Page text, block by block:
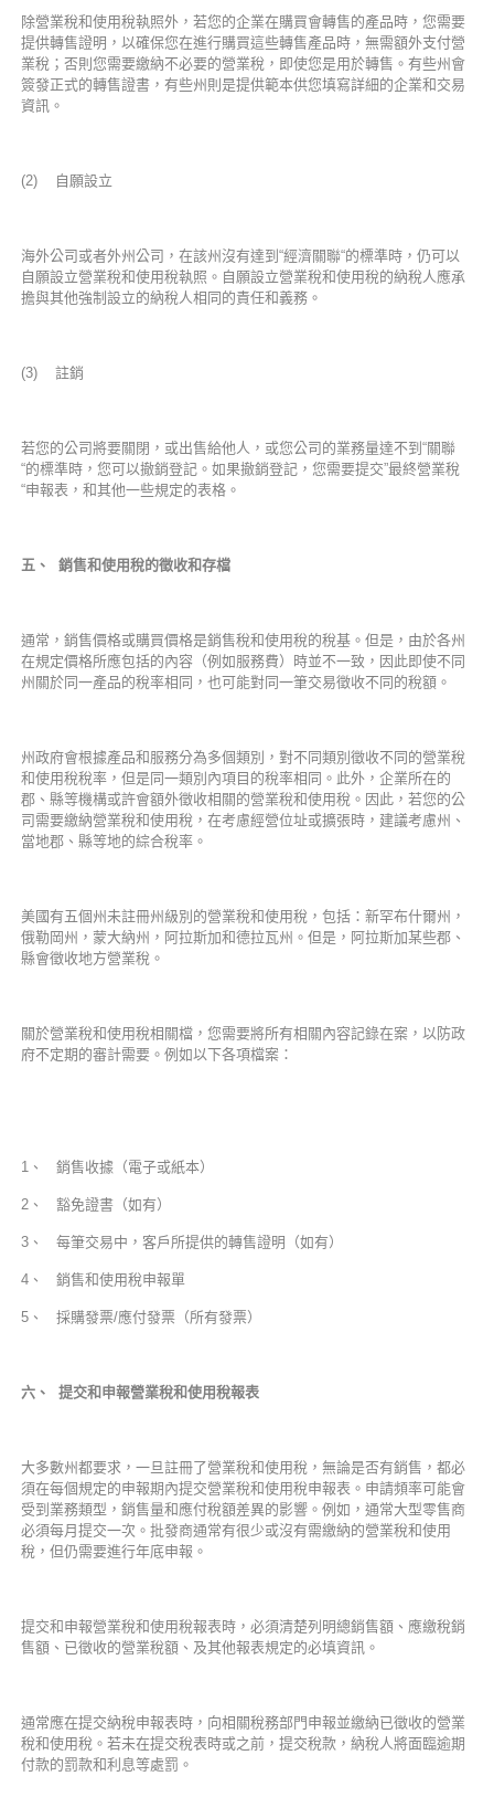
除營業稅和使用稅執照外，若您的企業在購買會轉售的產品時，您需要
提供轉售證明，以確保您在進行購買這些轉售產品時，無需額外支付營
業稅；否則您需要繳納不必要的營業稅，即使您是用於轉售。有些州會
簽發正式的轉售證書，有些州則是提供範本供您填寫詳細的企業和交易
資訊。
(2) 自願設立
海外公司或者外州公司，在該州沒有達到“經濟關聯“的標準時，仍可以
自願設立營業稅和使用稅執照。自願設立營業稅和使用稅的納稅人應承
擔與其他強制設立的納稅人相同的責任和義務。
(3) 註銷
若您的公司將要關閉，或出售給他人，或您公司的業務量達不到“關聯
“的標準時，您可以撤銷登記。如果撤銷登記，您需要提交”最終營業稅
“申報表，和其他一些規定的表格。
五、 銷售和使用稅的徵收和存檔
通常，銷售價格或購買價格是銷售稅和使用稅的稅基。但是，由於各州
在規定價格所應包括的內容（例如服務費）時並不一致，因此即使不同
州關於同一產品的稅率相同，也可能對同一筆交易徵收不同的稅額。
州政府會根據產品和服務分為多個類別，對不同類別徵收不同的營業稅
和使用稅稅率，但是同一類別內項目的稅率相同。此外，企業所在的
郡、縣等機構或許會額外徵收相關的營業稅和使用稅。因此，若您的公
司需要繳納營業稅和使用稅，在考慮經營位址或擴張時，建議考慮州、
當地郡、縣等地的綜合稅率。
美國有五個州未註冊州級別的營業稅和使用稅，包括：新罕布什爾州，
俄勒岡州，蒙大納州，阿拉斯加和德拉瓦州。但是，阿拉斯加某些郡、
縣會徵收地方營業稅。
關於營業稅和使用稅相關檔，您需要將所有相關內容記錄在案，以防政
府不定期的審計需要。例如以下各項檔案：
1、 銷售收據（電子或紙本）
2、 豁免證書（如有）
3、 每筆交易中，客戶所提供的轉售證明（如有）
4、 銷售和使用稅申報單
5、 採購發票/應付發票（所有發票）
六、 提交和申報營業稅和使用稅報表
大多數州都要求，一旦註冊了營業稅和使用稅，無論是否有銷售，都必
須在每個規定的申報期內提交營業稅和使用稅申報表。申請頻率可能會
受到業務類型，銷售量和應付稅額差異的影響。例如，通常大型零售商
必須每月提交一次。批發商通常有很少或沒有需繳納的營業稅和使用
稅，但仍需要進行年底申報。
提交和申報營業稅和使用稅報表時，必須清楚列明總銷售額、應繳稅銷
售額、已徵收的營業稅額、及其他報表規定的必填資訊。
通常應在提交納稅申報表時，向相關稅務部門申報並繳納已徵收的營業
稅和使用稅。若未在提交稅表時或之前，提交稅款，納稅人將面臨逾期
付款的罰款和利息等處罰。